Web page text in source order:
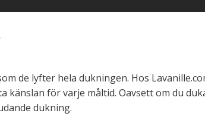
de lyfter hela dukningen. Hos
för varje måltid. Oavsett om du
dukning.